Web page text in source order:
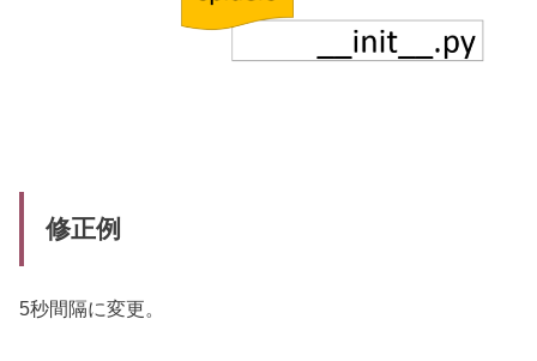
修正例
5秒間隔に変更。